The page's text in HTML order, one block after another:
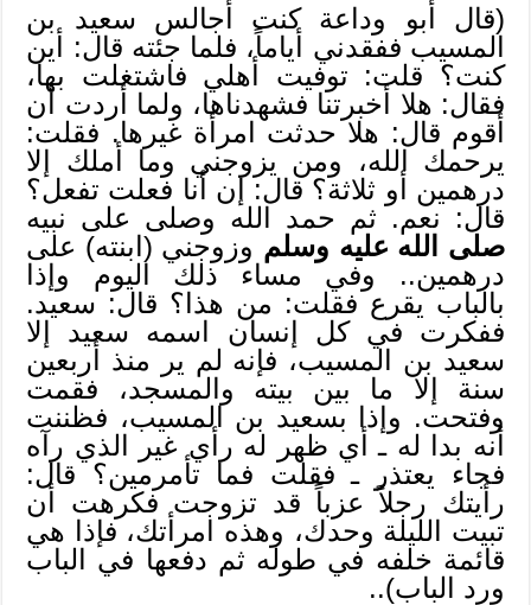
(قال أبو وداعة كنت أجالس سعيد بن
المسيب ففقدني أياماً، فلما جئته قال: أين
كنت؟ قلت: توفيت أهلي فاشتغلت بها،
فقال: هلا أخبرتنا فشهدناها، ولما أردت أن
أقوم قال: هلا حدثت امرأة غيرها. فقلت:
يرحمك الله، ومن يزوجني وما أملك إلا
درهمين أو ثلاثة؟ قال: إن أنا فعلت تفعل؟
قال: نعم. ثم حمد الله وصلى على نبيه
صلى الله عليه وسلم وزوجني (ابنته) على
درهمين.. وفي مساء ذلك اليوم وإذا
بالباب يقرع فقلت: من هذا؟ قال: سعيد.
ففكرت في كل إنسان اسمه سعيد إلا
سعيد بن المسيب، فإنه لم ير منذ أربعين
سنة إلا ما بين بيته والمسجد، فقمت
وفتحت. وإذا بسعيد بن المسيب، فظننت
أنه بدا له ـ أي ظهر له رأي غير الذي رآه
فجاء يعتذر ـ فقلت فما تأمرمين؟ قال:
رأيتك رجلاً عزباً قد تزوجت فكرهت أن
تبيت الليلة وحدك، وهذه امرأتك، فإذا هي
قائمة خلفه في طوله ثم دفعها في الباب
ورد الباب)..